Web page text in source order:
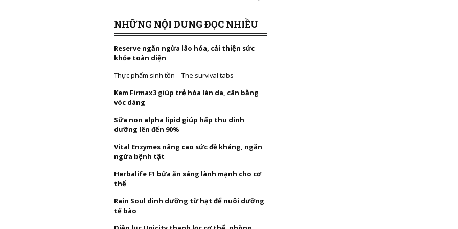
NHỮNG NỘI DUNG ĐỌC NHIỀU
Reserve ngăn ngừa lão hóa, cải thiện sức
khỏe toàn diện
Thực phẩm sinh tồn – The survival tabs
Kem Firmax3 giúp trẻ hóa làn da, cân bằng
vóc dáng
Sữa non alpha lipid giúp hấp thu dinh
dưỡng lên đến 90%
Vital Enzymes nâng cao sức đề kháng, ngăn
ngừa bệnh tật
Herbalife F1 bữa ăn sáng lành mạnh cho cơ
thể
Rain Soul dinh dưỡng từ hạt để nuôi dưỡng
tế bào